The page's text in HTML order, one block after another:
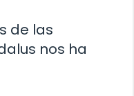
de las
nos ha